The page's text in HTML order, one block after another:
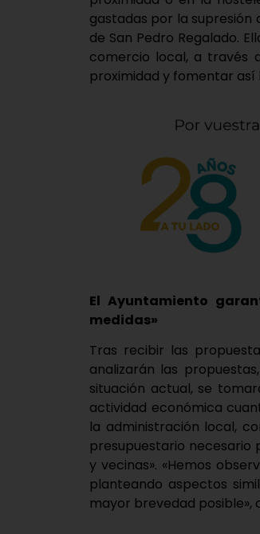
gastadas por la supresión
de San Pedro Regalado.
comercio local, a través
proximidad y fomentar
El Ayuntamiento
medidas»
Tras recibir las
analizarán las
situación actual, se
actividad económica
la administración local,
presupuestario necesario
y vecinas». «Hemos
planteando aspectos
mayor brevedad posible»,